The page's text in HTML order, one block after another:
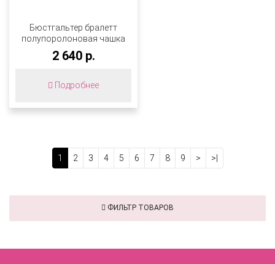
Бюстгальтер бралетт
полупоролоновая чашка
на каркасах
ZE:BRA_563503_черный-
2 640 р.
Подробнее
1 2 3 4 5 6 7 8 9 > >|
ФИЛЬТР ТОВАРОВ